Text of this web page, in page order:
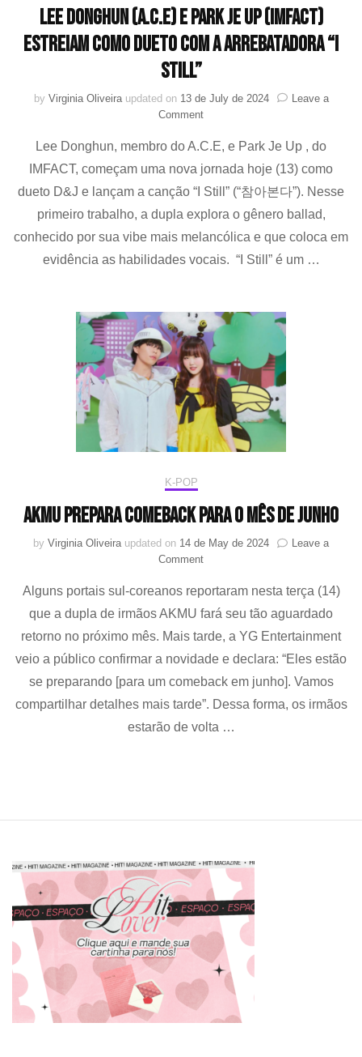
Lee Donghun (A.C.E) e Park Je Up (IMFACT)
estreiam como dueto com a arrebatadora “I
Still”
by Virginia Oliveira updated on 13 de July de 2024
Leave a
Commenton
Donghun
(A.C.E) e Park
Up
(IMFACT)
como
dueto
“I
Still”
Lee Donghun, membro do A.C.E, e Park Je Up , do
IMFACT, começam uma nova jornada hoje (13) como
dueto D&J e lançam a canção “I Still” (“참아본다”). Nesse
primeiro trabalho, a dupla explora o gênero ballad,
conhecido por sua vibe mais melancólica e que coloca em
evidência as habilidades vocais. “I Still” é um …
K-POP
AKMU prepara comeback para o mês de junho
by Virginia Oliveira updated on 14 de May de 2024
Leave a
Commenton
prepara
comeback
o
mês
junho
Alguns portais sul-coreanos reportaram nesta terça (14)
que a dupla de irmãos AKMU fará seu tão aguardado
retorno no próximo mês. Mais tarde, a YG Entertainment
veio a público confirmar a novidade e declara: “Eles estão
se preparando [para um comeback em junho]. Vamos
compartilhar detalhes mais tarde”. Dessa forma, os irmãos
estarão de volta …